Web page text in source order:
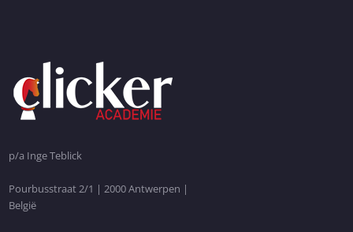
p/a Inge Teblick
Pourbusstraat 2/1 | 2000 Antwerpen |
België